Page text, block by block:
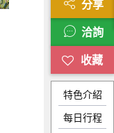
分享
洽詢
特色介紹
每日行程